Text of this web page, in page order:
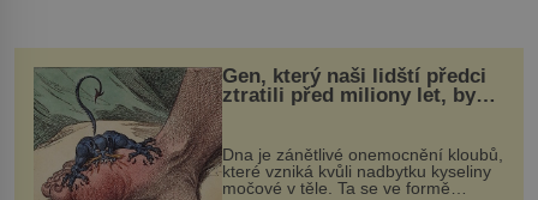
Gen, který naši lidští předci
ztratili před miliony let, by
mohl pomoci s léčbou
„nemoci králů“
Dna je zánětlivé onemocnění kloubů,
které vzniká kvůli nadbytku kyseliny
močové v těle. Ta se ve formě